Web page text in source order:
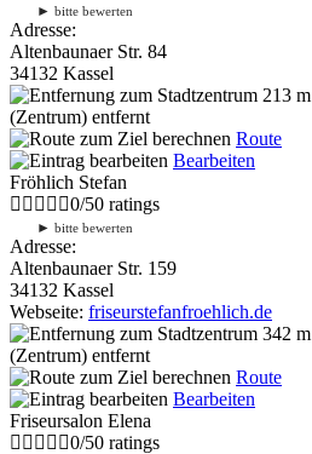
► bitte bewerten
Adresse:
Altenbaunaer Str. 84
34132 Kassel
213 m
(Zentrum) entfernt
Route
Bearbeiten
Fröhlich Stefan
0/50 ratings
► bitte bewerten
Adresse:
Altenbaunaer Str. 159
34132 Kassel
Webseite: friseurstefanfroehlich.de
342 m
(Zentrum) entfernt
Route
Bearbeiten
Friseursalon Elena
0/50 ratings